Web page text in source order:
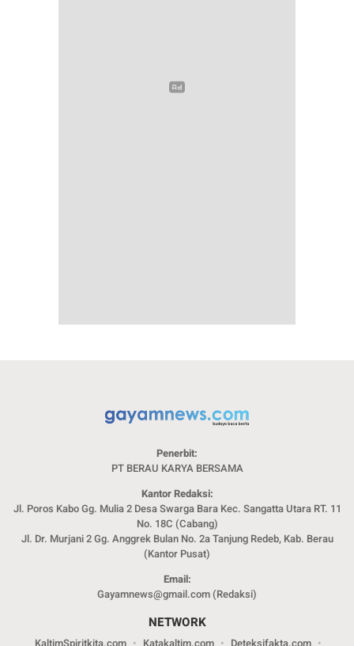
Penerbit:
PT BERAU KARYA BERSAMA
Kantor Redaksi:
Jl. Poros Kabo Gg. Mulia 2 Desa Swarga Bara Kec. Sangatta Utara RT. 11
No. 18C (Cabang)
Jl. Dr. Murjani 2 Gg. Anggrek Bulan No. 2a Tanjung Redeb, Kab. Berau
(Kantor Pusat)
Email:
Gayamnews@gmail.com (Redaksi)
NETWORK